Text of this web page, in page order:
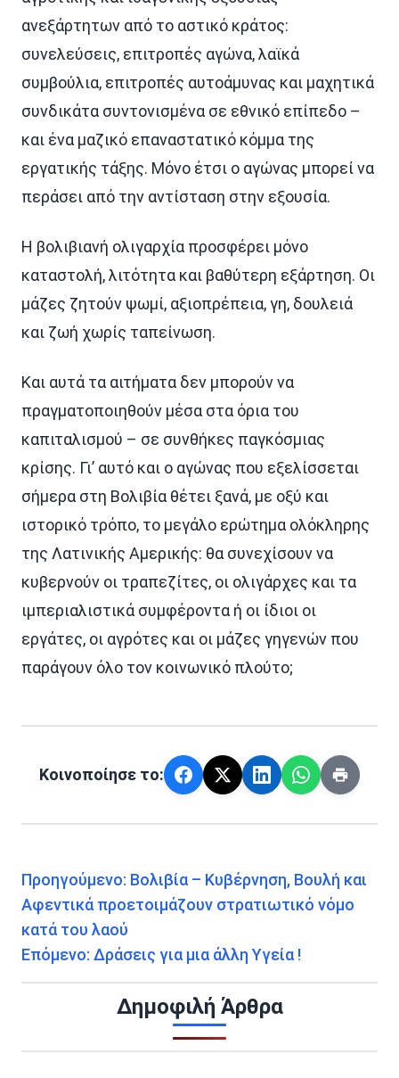
ανεξάρτητων από το αστικό κράτος:
συνελεύσεις, επιτροπές αγώνα, λαϊκά
συμβούλια, επιτροπές αυτοάμυνας και μαχητικά
συνδικάτα συντονισμένα σε εθνικό επίπεδο –
και ένα μαζικό επαναστατικό κόμμα της
εργατικής τάξης. Μόνο έτσι ο αγώνας μπορεί να
περάσει από την αντίσταση στην εξουσία.
Η βολιβιανή ολιγαρχία προσφέρει μόνο
καταστολή, λιτότητα και βαθύτερη εξάρτηση. Οι
μάζες ζητούν ψωμί, αξιοπρέπεια, γη, δουλειά
και ζωή χωρίς ταπείνωση.
Και αυτά τα αιτήματα δεν μπορούν να
πραγματοποιηθούν μέσα στα όρια του
καπιταλισμού – σε συνθήκες παγκόσμιας
κρίσης. Γι’ αυτό και ο αγώνας που εξελίσσεται
σήμερα στη Βολιβία θέτει ξανά, με οξύ και
ιστορικό τρόπο, το μεγάλο ερώτημα ολόκληρης
της Λατινικής Αμερικής: θα συνεχίσουν να
κυβερνούν οι τραπεζίτες, οι ολιγάρχες και τα
ιμπεριαλιστικά συμφέροντα ή οι ίδιοι οι
εργάτες, οι αγρότες και οι μάζες γηγενών που
παράγουν όλο τον κοινωνικό πλούτο;
Κοινοποίησε το:
Προηγούμενο: Βολιβία – Κυβέρνηση, Βουλή και
Αφεντικά προετοιμάζουν στρατιωτικό νόμο
κατά του λαού
Επόμενο: Δράσεις για μια άλλη Υγεία !
Δημοφιλή Άρθρα